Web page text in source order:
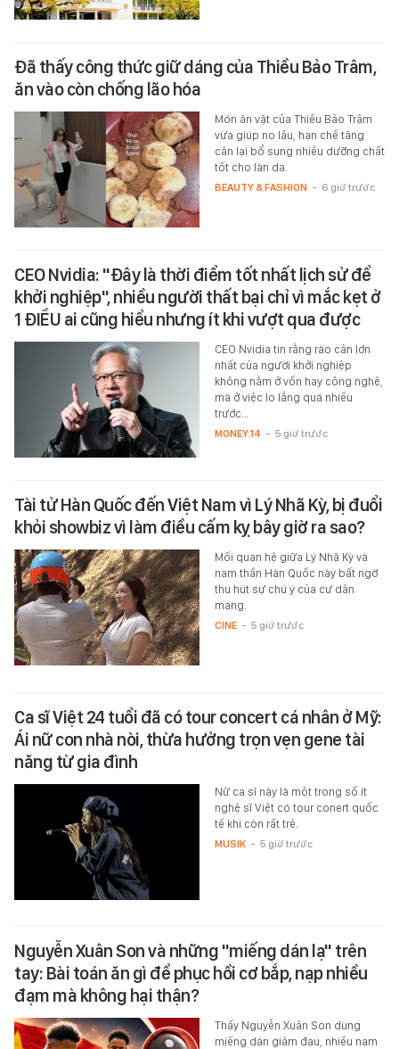
Đã thấy công thức giữ dáng của Thiều Bảo Trâm,
ăn vào còn chống lão hóa
Món ăn vặt của Thiều Bảo Trâm
vừa giúp no lâu, hạn chế tăng
cân lại bổ sung nhiều dưỡng chất
tốt cho làn da.
BEAUTY & FASHION - 6 giờ trước
CEO Nvidia: "Đây là thời điểm tốt nhất lịch sử để
khởi nghiệp", nhiều người thất bại chỉ vì mắc kẹt ở
1 ĐIỀU ai cũng hiểu nhưng ít khi vượt qua được
CEO Nvidia tin rằng rào cản lớn
nhất của người khởi nghiệp
không nằm ở vốn hay công nghệ,
mà ở việc lo lắng quá nhiều
trước…
MONEY.14 - 5 giờ trước
Tài tử Hàn Quốc đến Việt Nam vì Lý Nhã Kỳ, bị đuổi
khỏi showbiz vì làm điều cấm kỵ bây giờ ra sao?
Mối quan hệ giữa Lý Nhã Kỳ và
nam thần Hàn Quốc này bất ngờ
thu hút sự chú ý của cư dân
mạng.
CINE - 5 giờ trước
Ca sĩ Việt 24 tuổi đã có tour concert cá nhân ở Mỹ:
Ái nữ con nhà nòi, thừa hưởng trọn vẹn gene tài
năng từ gia đình
Nữ ca sĩ này là một trong số ít
nghệ sĩ Việt có tour conert quốc
tế khi còn rất trẻ.
MUSIK - 5 giờ trước
Nguyễn Xuân Son và những "miếng dán lạ" trên
tay: Bài toán ăn gì để phục hồi cơ bắp, nạp nhiều
đạm mà không hại thận?
Thấy Nguyễn Xuân Son dùng
miếng dán giảm đau, nhiều nam